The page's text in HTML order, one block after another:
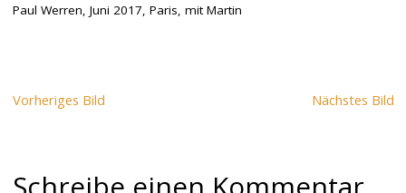
Paul Werren, Juni 2017, Paris, mit Martin
Vorheriges Bild Nächstes Bild